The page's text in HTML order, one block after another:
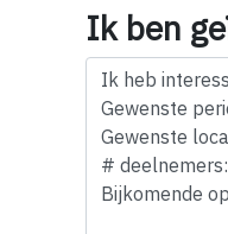
Ik ben